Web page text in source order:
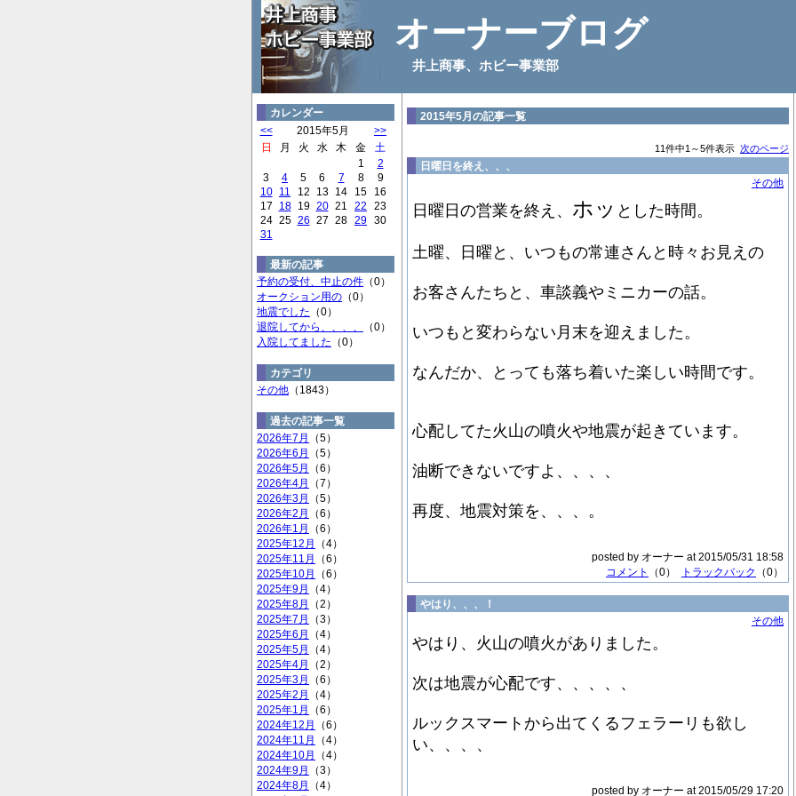
オーナーブログ
井上商事、ホビー事業部
カレンダー
<<
2015年5月
>>
日
月 火 水 木 金
土
1
2
3
4 5 6 7 8
9
10
11 12 13 14 15
16
17
18 19 20 21 22
23
24 25 26 27 28 29 30
31
最新の記事
予約の受付、中止の件 （0）
オークション用の （0）
地震でした （0）
退院してから、、、、
（0）
入院してました （0）
カテゴリ
その他 （1843）
過去の記事一覧
2026年7月
（5）
2026年6月
（5）
2026年5月
（6）
2026年4月
（7）
2026年3月
（5）
2026年2月
（6）
2026年1月
（6）
2025年12月
（4）
2025年11月
（6）
2025年10月
（6）
2025年9月
（4）
2025年8月
（2）
2025年7月
（3）
2025年6月
（4）
2025年5月
（4）
2025年4月
（2）
2025年3月
（6）
2025年2月
（4）
2025年1月
（6）
2024年12月
（6）
2024年11月
（4）
2024年10月
（4）
2024年9月
（3）
2024年8月
（4）
2015年5月の記事一覧
11件中1～5件表示 次のページ
日曜日を終え、、、
その他
日曜日の営業を終え、 ホッ とした時間。
土曜、日曜と、いつもの常連さんと時々お見えの
お客さんたちと、車談義やミニカーの話。
いつもと変わらない月末を迎えました。
なんだか、とっても落ち着いた楽しい時間です。
心配してた火山の噴火や地震が起きています。
油断できないですよ、、、、
再度、地震対策を、、、。
posted by オーナー at 2015/05/31 18:58
コメント
（0） トラックバック （0）
やはり、、、！
その他
やはり、火山の噴火がありました。
次は地震が心配です、、、、、
ルックスマートから出てくるフェラーリも欲し
い、、、、
posted by オーナー at 2015/05/29 17:20